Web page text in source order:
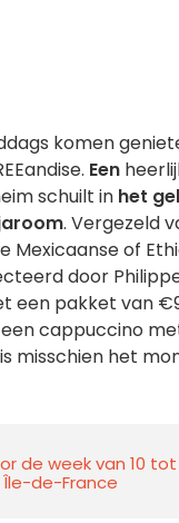
komen
Een
schuilt in het
. Vergezeld
Mexicaanse of
door
een pakket van
een cappuccino
misschien het
de week van 10
Île-de-France